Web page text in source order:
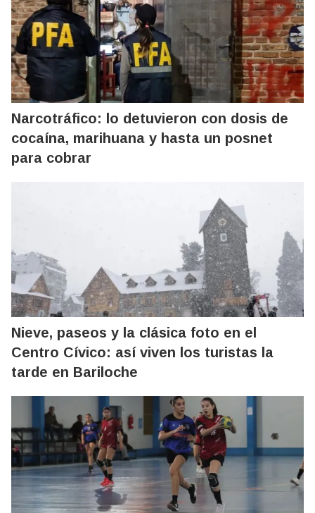
Narcotráfico: lo detuvieron con dosis de
cocaína, marihuana y hasta un posnet
para cobrar
Nieve, paseos y la clásica foto en el
Centro Cívico: así viven los turistas la
tarde en Bariloche